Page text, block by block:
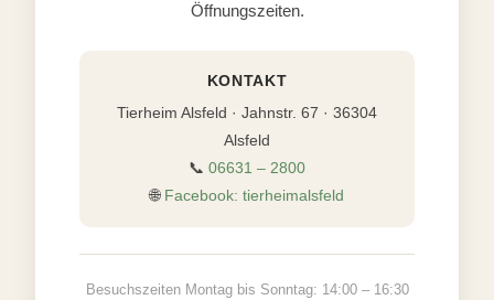
Öffnungszeiten.
KONTAKT
Tierheim Alsfeld · Jahnstr. 67 · 36304
Alsfeld
📞 06631 – 2800
🌐 Facebook: tierheimalsfeld
Besuchszeiten Montag bis Sonntag: 14:00 – 16:30